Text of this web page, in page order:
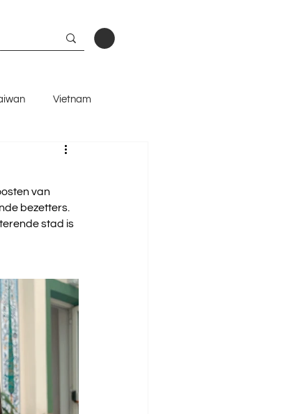
Vietnam
van
bezetters.
stad is